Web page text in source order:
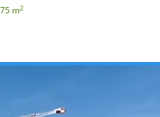
m2